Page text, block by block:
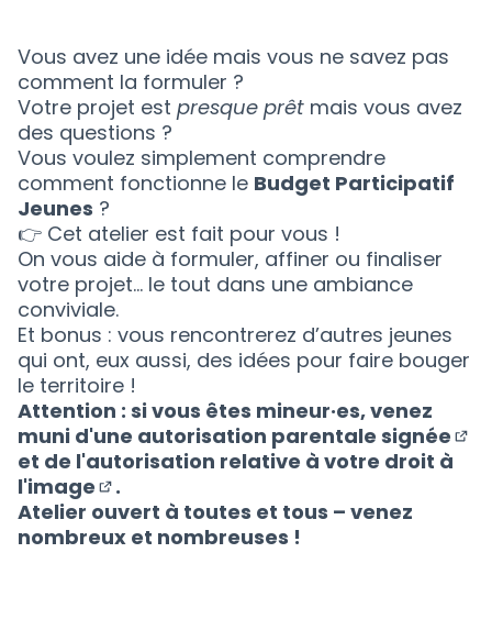
(Nouvelle fenêtre)
Vous avez une idée mais vous ne savez pas
comment la formuler ?
Votre projet est presque prêt mais vous avez
des questions ?
Vous voulez simplement comprendre
comment fonctionne le Budget Participatif
Jeunes ?
👉 Cet atelier est fait pour vous !
On vous aide à formuler, affiner ou finaliser
votre projet… le tout dans une ambiance
conviviale.
Et bonus : vous rencontrerez d’autres jeunes
qui ont, eux aussi, des idées pour faire bouger
le territoire !
Attention : si vous êtes mineur·es, venez
muni d'une autorisation parentale signée
et de l'autorisation relative à votre droit à
l'image
(Nouvelle fenêtre)
.
Atelier ouvert à toutes et tous – venez
nombreux et nombreuses !